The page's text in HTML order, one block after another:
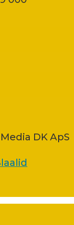
DK ApS